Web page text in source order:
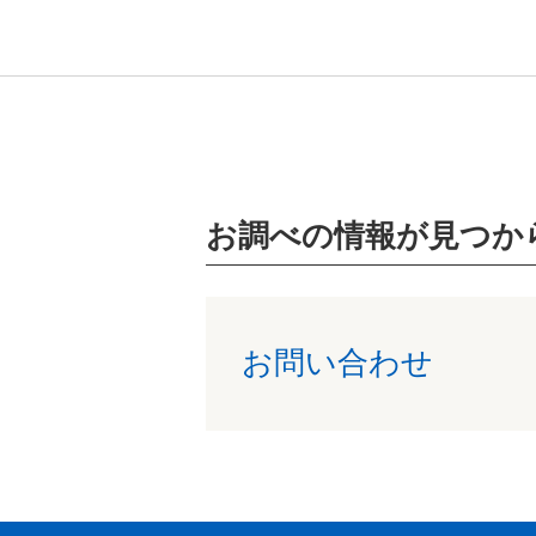
お調べの情報が見つか
お問い合わせ